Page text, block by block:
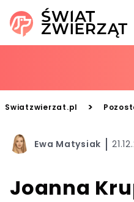
Swiatzwierzat.pl >
Ewa Matysiak
Joanna